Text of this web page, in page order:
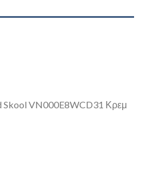
Skool VN000E8WCD31 Κρεμ